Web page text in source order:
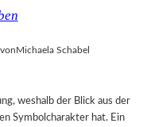
vonMichaela Schabel
weshalb der Blick aus der
Symbolcharakter hat. Ein